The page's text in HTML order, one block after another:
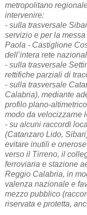
metropolitano
intervenire:
- sulla trasversale
servizio e per la
Paola - Castiglione
dell’intera rete
- sulla trasversale
rettifiche parziali di
- sulla trasversale
Calabria), mediante
profilo plano-
modo da velocizzarne
- su alcuni raccordi
(Catanzaro Lido,
evitare inutili e
verso il Tirreno, il
ferroviaria e stazione
Reggio Calabria, in
valenza nazionale e
mezzo pubblico
riservata e protetta,